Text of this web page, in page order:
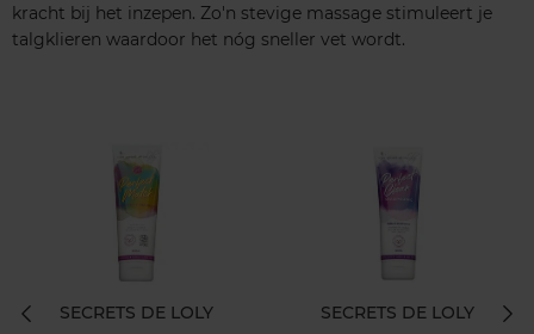
kracht bij het inzepen. Zo'n stevige massage stimuleert je
talgklieren waardoor het nóg sneller vet wordt.
SECRETS DE LOLY SECRETS DE LOLY